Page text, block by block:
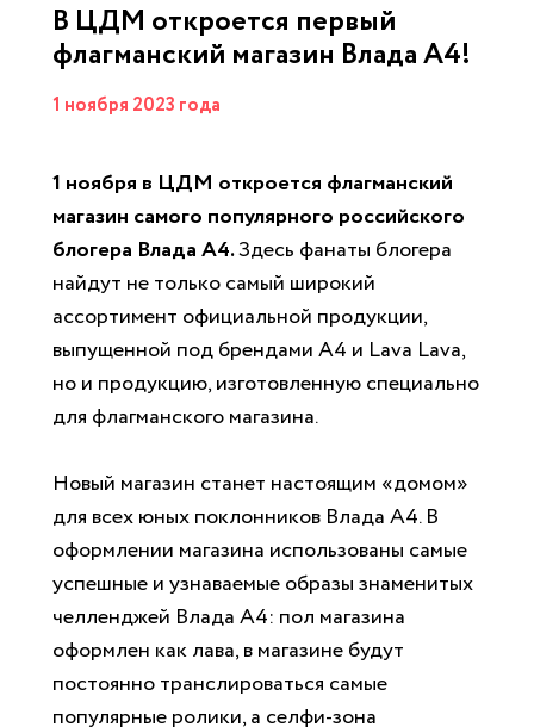
В ЦДМ откроется первый
флагманский магазин Влада А4!
1 ноября 2023 года
1 ноября в ЦДМ откроется флагманский
магазин самого популярного российского
блогера Влада А4.Здесь фанаты блогера
найдут не только самый широкий
ассортимент официальной продукции,
выпущенной под брендами А4 и Lava Lava,
но и продукцию, изготовленную специально
для флагманского магазина.
Новый магазин станет настоящим «домом»
для всех юных поклонников Влада А4. В
оформлении магазина использованы самые
успешные и узнаваемые образы знаменитых
челленджей Влада А4: пол магазина
оформлен как лава, в магазине будут
постоянно транслироваться самые
популярные ролики, а селфи-зона